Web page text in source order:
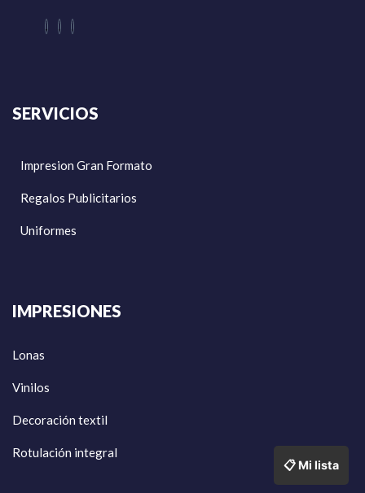
SERVICIOS
Impresion Gran Formato
Regalos Publicitarios
Uniformes
IMPRESIONES
Lonas
Vinilos
Decoración textil
Rotulación integral
📋 Mi lista